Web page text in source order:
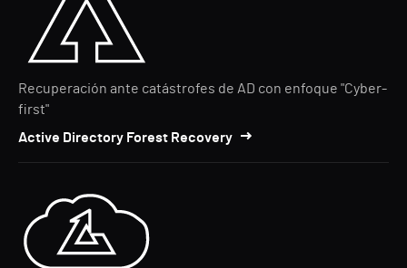
Recuperación ante catástrofes de AD con enfoque "Cyber-
first"
Active Directory Forest Recovery